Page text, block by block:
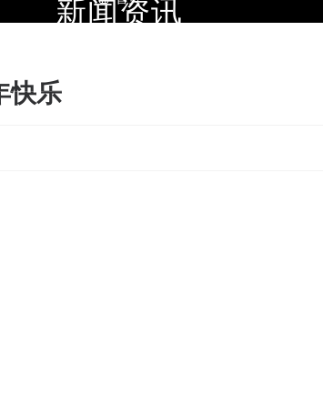
新闻资讯
快乐